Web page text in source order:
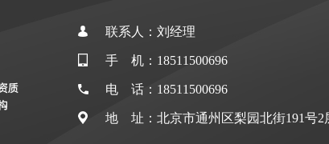
联系人：刘经理
手 机：18511500696
电 话：18511500696
地 址：北京市通州区梨园北街191号2